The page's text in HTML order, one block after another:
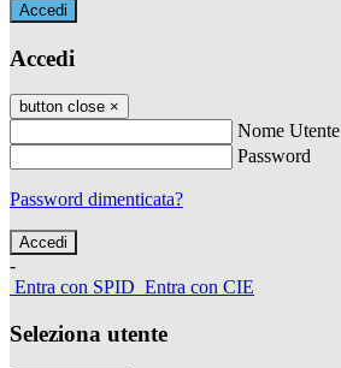
Accedi
Accedi
button close ×
Nome Utente
Password
Password dimenticata?
-
Entra con SPID Entra con CIE
Seleziona utente